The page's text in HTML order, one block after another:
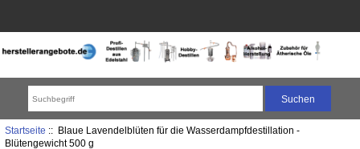
Startseite :: Blaue Lavendelblüten für die Wasserdampfdestillation -
Blütengewicht 500 g